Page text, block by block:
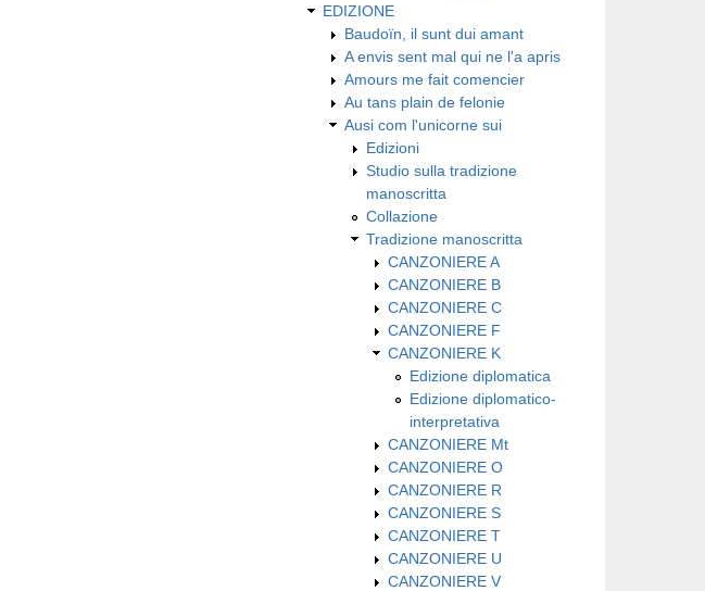
EDIZIONE
Baudoïn, il sunt dui amant
A envis sent mal qui ne l'a apris
Amours me fait comencier
Au tans plain de felonie
Ausi com l'unicorne sui
Edizioni
Studio sulla tradizione
manoscritta
Collazione
Tradizione manoscritta
CANZONIERE A
CANZONIERE B
CANZONIERE C
CANZONIERE F
CANZONIERE K
Edizione diplomatica
Edizione diplomatico-
interpretativa
CANZONIERE Mt
CANZONIERE O
CANZONIERE R
CANZONIERE S
CANZONIERE T
CANZONIERE U
CANZONIERE V